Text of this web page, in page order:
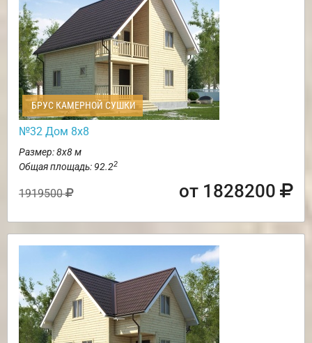
БРУС КАМЕРНОЙ СУШКИ
№32 Дом 8х8
Размер: 8х8 м
Общая площадь: 92.22
1919500 от 1828200